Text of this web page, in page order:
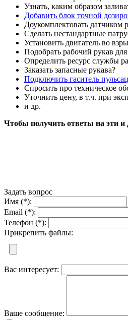
Узнать, каким образом
Добавить блок точной
Доукомплектовать датчиком
Сделать нестандартные
Установить двигатель во
Подобрать рабочий рукав
Определить ресурс службы
Заказать запасные рукава?
Подключить гаситель
Спросить про техническое
Уточнить цену, в т.ч. при
и др.
Чтобы получить ответы на эти и
Задать вопрос
Имя (*):
Email (*):
Телефон (*):
Прикрепить файлы:
Вас интересует:
Ваше сообщение: